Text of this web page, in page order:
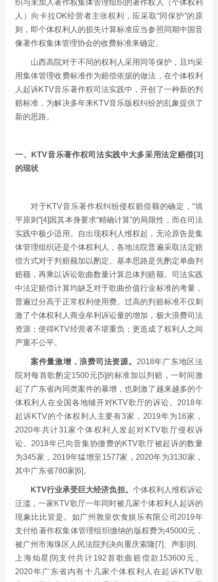
织与未加入著作权集体管理组织的著作权人（个体权利
人）向卡拉OK经营者主张权利，应采取“同保护”的原
则，即个体权利人的损失计算标准应当参照同期中国音
像著作权集体管理协会的收费标准来确定。
山西高院对于不同的权利人采用同等保护，且均采
用集体管理收费标准作为赔偿依据的做法，在个体权利
人起诉KTV音乐著作权司法实践中，开创了一种新的判
赔标准，为解决多年来KTV音乐版权纠纷的乱象提供了
新的思路。
一、KTV音乐著作权司法实践中大多采用法定赔偿[3]
的现状
对于KTV音乐著作权纠纷侵权赔偿额的确定，“填
平原则”[4]因其本身要求“精确计算”的局限性，而在司法
实践中极少适用。自出现权利人维权起，无论原告是集
体管理组织还是个体权利人，各地法院普遍采取法定赔
偿方式对于判赔额加以酌定。基本思路是先酌定单曲判
赔额，再乘以诉讼歌曲数量计算总体判赔额。司法实践
中法定赔偿计算均缺乏对于歌曲价值行业标准的考量，
普遍过分高于正常权利使用费。过高的判赔标准不仅刺
激了个体权利人商业牟利诉讼量的增加，极大浪费司法
资源；使得KTV经营者不堪重负；更造成了权利人之间
严重不公平。
案件量激增，浪费司法资源。 2018年广东地区法
院对每首歌酌定1500元[5]的标准加以判赔，一时间激
起了广东省内同类案件的暴增，也刺激了越来越多的个
体权利人在全国各地铺开对KTV歌厅的诉讼。2018年
起诉KTV的个体权利人主要有3家，2019年为16家，
2020年共计31家个体权利人发起对KTV歌厅侵权诉
讼。2018年已向音集协缴费的KTV歌厅被起诉的数量
为345家，2019年猛增至1577家，2020年为3130家，
其中广东省780家[6]。
KTV行业承受巨大经济负担。 个体权利人维权诉讼
泛滥，一家KTV歌厅一年同时被几家个体权利人起诉的
现象比比皆是。如广州敦皇饮食娱乐有限公司2019年
支付给著作权集体管理组织缴纳的版权费为45000元，
被广州市海珠区人民法院判决向重庆索隆[7]、声影[8]、
上海灿星[9]支付共计192首歌曲赔偿款153600元。
2020年广东省内有十几家个体权利人在起诉KTV歌